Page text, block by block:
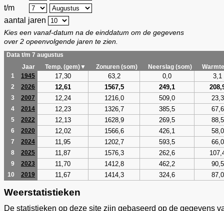
t/m
aantal jaren
Kies een vanaf-datum na de einddatum om de gegevens
over 2 opeenvolgende jaren te zien.
Data t/m 7 augustus
Jaar
Temp. (gem)▼ Zonuren (som) Neerslag (som)
1
1945 17,30 63,2 0,0 3,1
2 2026 12,61 1567,5 249,1
3 2007 12,24 1216,0 509,0 23,3
4 2014 12,23 1326,7 385,5 67,6
5 2022 12,13 1628,9 269,5 88,5
6 2020 12,02 1566,6 426,1 58,0
7 2024 11,95 1202,7 593,5 66,0
8 2025 11,87 1576,3 262,6
9 2023 11,70 1412,8 462,2 90,5
10 2019 11,67 1414,3 324,6 87,0
Weerstatistieken
De statistieken op deze site zijn gebaseerd op de gegevens